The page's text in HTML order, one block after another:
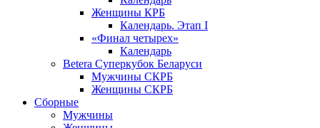
Женщины КРБ
Календарь. Этап I
«Финал четырех»
Календарь
Betera Суперкубок Беларуси
Мужчины СКРБ
Женщины СКРБ
Сборные
Мужчины